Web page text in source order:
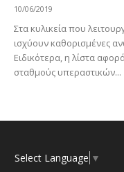
10/06/2019
Στα κυλικεία που
ισχύουν καθορισμένες
Ειδικότερα, η λίστα
σταθμούς υπεραστικών...
Select Language ▼